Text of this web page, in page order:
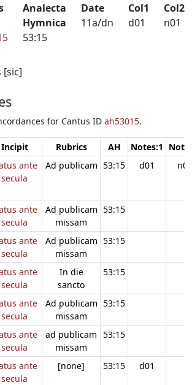
Analecta
Hymnica
53:15
Date
11a/dn
Col1
d01
Col2
n01
[sic]
for Cantus ID ah53015.
Incipit Rubrics AH Notes:1
ante
secula
Ad publicam 53:15 d01 n01
ante
secula
Ad publicam
missam
53:15
ante
secula
Ad publicam
missam
53:15
ante
secula
In die
sancto
53:15
ante
secula
Ad publicam
missam
53:15
ante
secula
ad publicam
missam
53:15
ante
secula
[none] 53:15 d01